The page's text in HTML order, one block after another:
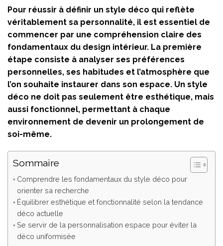
Pour réussir à définir un style déco qui reflète
véritablement sa personnalité, il est essentiel de
commencer par une compréhension claire des
fondamentaux du design intérieur. La première
étape consiste à analyser ses préférences
personnelles, ses habitudes et l’atmosphère que
l’on souhaite instaurer dans son espace. Un style
déco ne doit pas seulement être esthétique, mais
aussi fonctionnel, permettant à chaque
environnement de devenir un prolongement de
soi-même.
Sommaire
Comprendre les fondamentaux du style déco pour
orienter sa recherche
Équilibrer esthétique et fonctionnalité selon la tendance
déco actuelle
Se servir de la personnalisation espace pour éviter la
déco uniformisée